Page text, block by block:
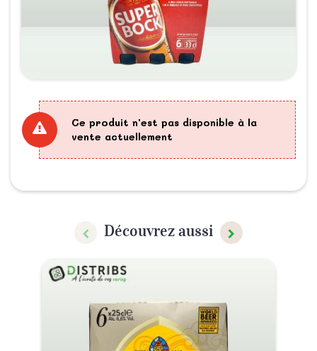
Ce produit n'est pas disponible à la
vente actuellement
Découvrez aussi